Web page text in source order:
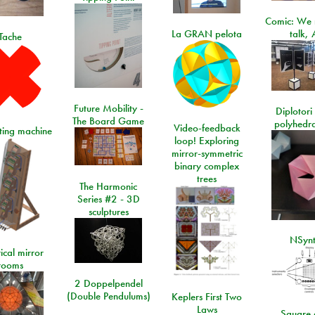
Comic: We
talk,
La GRAN pelota
Future Mobility -
The Board Game
Video-feedback
loop! Exploring
mirror-symmetric
binary complex
trees
machine
The Harmonic
Series #2 - 3D
sculptures
mirror
2 Doppelpendel
(Double Pendulums)
Keplers First Two
Laws